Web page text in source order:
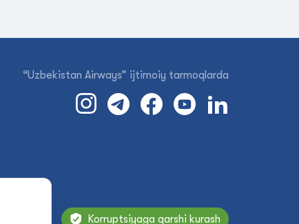
“Uzbekistan Airways” ijtimoiy tarmoqlarda
Korruptsiyaga qarshi kurash